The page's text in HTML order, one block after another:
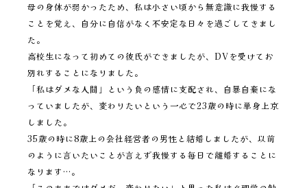
母の身体が弱かったため、私は小さい頃から無意識に我慢する
ことを覚え、自分に自信がなく不安定な日々を過ごしてきまし
た。
高校生になって初めての彼氏ができましたが、DVを受けてお
別れすることになりました。
「私はダメな人間」という負の感情に支配され、自暴自棄にな
っていましたが、変わりたいという一心で23歳の時に単身上京
しました。
35歳の時に8歳上の会社経営者の男性と結婚しましたが、以前
のように言いたいことが言えず我慢する毎日で離婚することに
なります…。